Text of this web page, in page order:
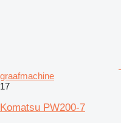
graafmachine
17
Komatsu PW200-7